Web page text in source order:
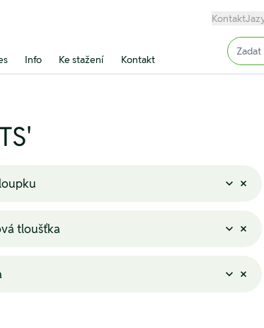
Kontakt
Info Ke stažení Kontakt
Input
tloušťka